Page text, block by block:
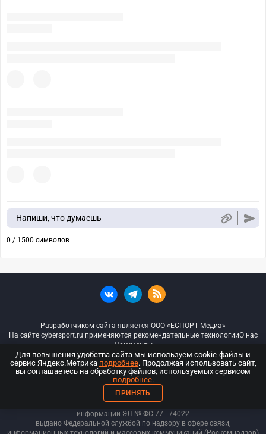
Напиши, что думаешь
0 / 1500 символов
Разработчиком сайта является ООО «ЕСПОРТ Медиа»
На сайте cybersport.ru применяются рекомендательные технологииО нас
Документы
© ООО «Киберспорт.ру» — Все права защищены
18+
ООО «Киберспорт.ру». Свидетельство о регистрации средств массовой
информации ЭЛ № ФС 77 - 74022
выдано Федеральной службой по надзору в сфере связи,
Для повышения удобства сайта мы используем cookie-файлы и
сервис Яндекс.Метрика подробнее. Продолжая использовать сайт,
вы соглашаетесь на обработку файлов, используемых сервисом
подробнее.
ПРИНЯТЬ